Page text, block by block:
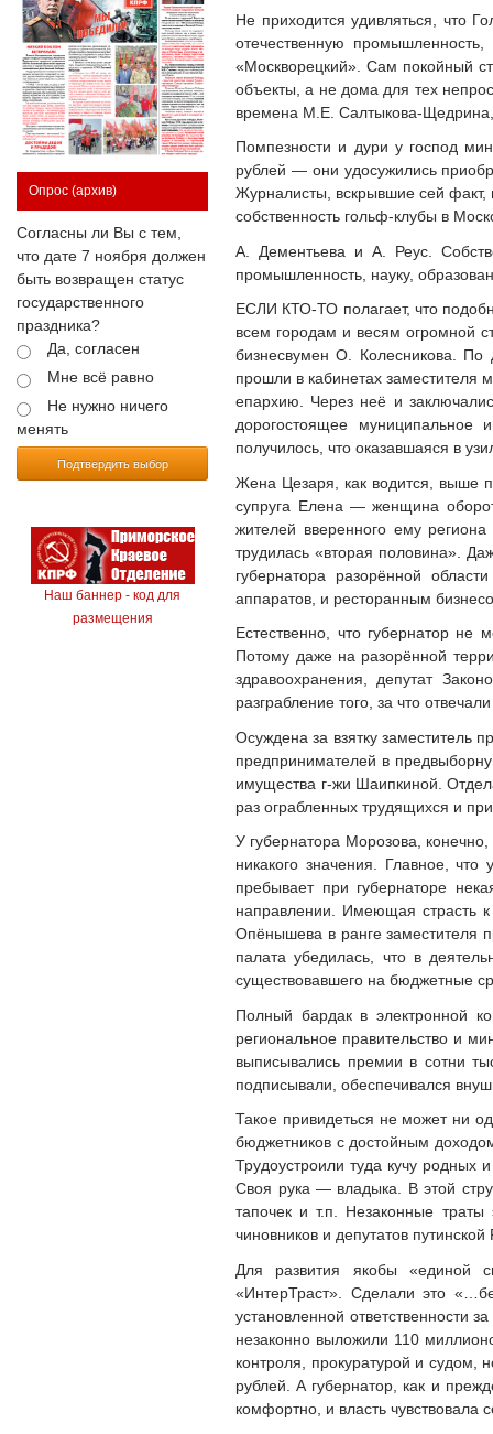
Опрос (архив)
Согласны ли Вы с тем,
что дате 7 ноября должен
быть возвращен статус
государственного
праздника?
Да, согласен
Мне всё равно
Не нужно ничего
менять
Подтвердить выбор
Наш баннер - код для
размещения
Не приходится удивляться, что
отечественную
«Москворецкий». Сам покойный
объекты, а не дома для тех
времена М.Е. Салтыкова-
Помпезности и дури у господ
рублей — они удосужились
Журналисты, вскрывшие сей факт,
собственность гольф-клубы в
А. Дементьева и А. Реус.
промышленность, науку,
ЕСЛИ КТО-ТО полагает, что
всем городам и весям огромной
бизнесвумен О. Колесникова.
прошли в кабинетах заместителя
епархию. Через неё и
дорогостоящее
получилось, что оказавшаяся в
Жена Цезаря, как водится, выше
супруга Елена — женщина
жителей вверенного ему
трудилась «вторая половина».
губернатора разорённой
аппаратов, и ресторанным
Естественно, что губернатор не
Потому даже на разорённой
здравоохранения, депутат
разграбление того, за что
Осуждена за взятку заместитель
предпринимателей в
имущества г-жи Шаипкиной.
раз ограбленных трудящихся и
У губернатора Морозова,
никакого значения. Главное,
пребывает при губернаторе
направлении. Имеющая страсть
Опёнышева в ранге заместителя
палата убедилась, что в
существовавшего на бюджетные
Полный бардак в электронной
региональное правительство и
выписывались премии в сотни
подписывали, обеспечивался
Такое привидеться не может ни
бюджетников с достойным
Трудоустроили туда кучу родных
Своя рука — владыка. В этой
тапочек и т.п. Незаконные
чиновников и депутатов
Для развития якобы «единой
«ИнтерТраст». Сделали это
установленной ответственности
незаконно выложили 110
контроля, прокуратурой и
рублей. А губернатор, как и
комфортно, и власть чувствовала